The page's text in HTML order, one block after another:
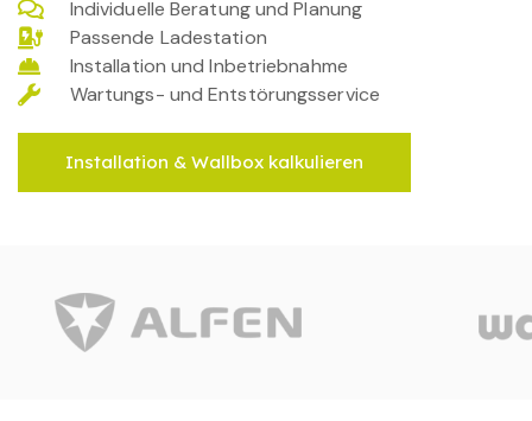
Individuelle Beratung und Planung
Passende Ladestation
Installation und Inbetriebnahme
Wartungs- und Entstörungsservice
Installation & Wallbox kalkulieren